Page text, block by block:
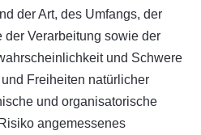
der Art, des Umfangs, der
der Verarbeitung sowie der
und Schwere
Freiheiten natürlicher
und organisatorische
angemessenes